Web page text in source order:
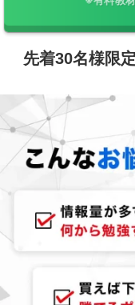
先着30名様限